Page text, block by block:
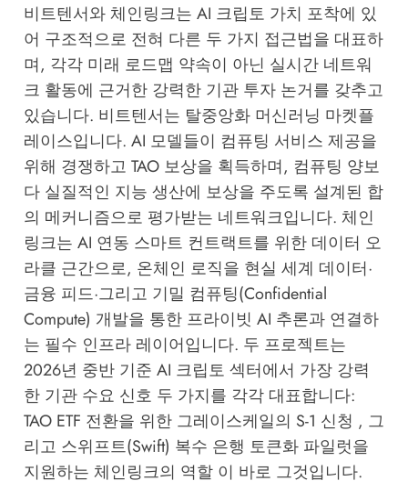
비트텐서와 체인링크는 AI 크립토 가치 포착에 있
어 구조적으로 전혀 다른 두 가지 접근법을 대표하
며, 각각 미래 로드맵 약속이 아닌 실시간 네트워
크 활동에 근거한 강력한 기관 투자 논거를 갖추고
있습니다. 비트텐서는 탈중앙화 머신러닝 마켓플
레이스입니다. AI 모델들이 컴퓨팅 서비스 제공을
위해 경쟁하고 TAO 보상을 획득하며, 컴퓨팅 양보
다 실질적인 지능 생산에 보상을 주도록 설계된 합
의 메커니즘으로 평가받는 네트워크입니다. 체인
링크는 AI 연동 스마트 컨트랙트를 위한 데이터 오
라클 근간으로, 온체인 로직을 현실 세계 데이터·
금융 피드·그리고 기밀 컴퓨팅(Confidential
Compute) 개발을 통한 프라이빗 AI 추론과 연결하
는 필수 인프라 레이어입니다. 두 프로젝트는
2026년 중반 기준 AI 크립토 섹터에서 가장 강력
한 기관 수요 신호 두 가지를 각각 대표합니다:
TAO ETF 전환을 위한 그레이스케일의 S-1 신청 , 그
리고 스위프트(Swift) 복수 은행 토큰화 파일럿을
지원하는 체인링크의 역할 이 바로 그것입니다.